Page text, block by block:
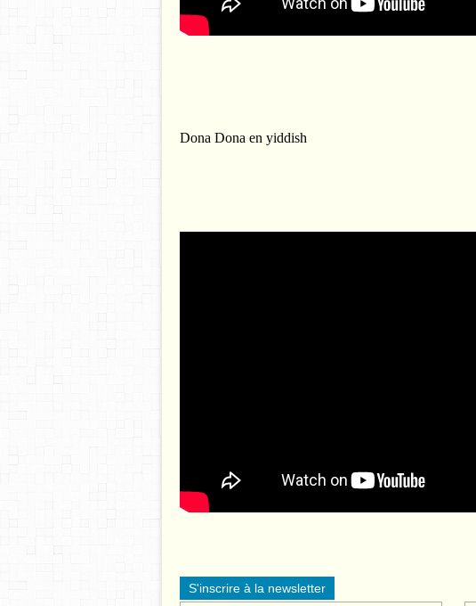
Dona Dona en yiddish
S'inscrire à la newsletter